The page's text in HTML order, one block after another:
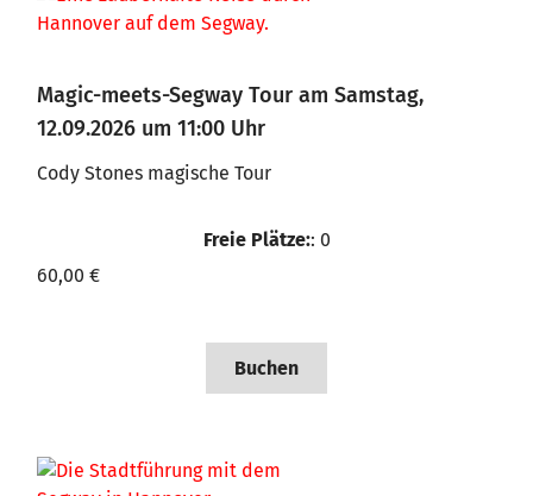
Magic-meets-Segway Tour am Samstag,
12.09.2026 um 11:00 Uhr
Cody Stones magische Tour
Freie Plätze:: 0
60,00 €
Buchen